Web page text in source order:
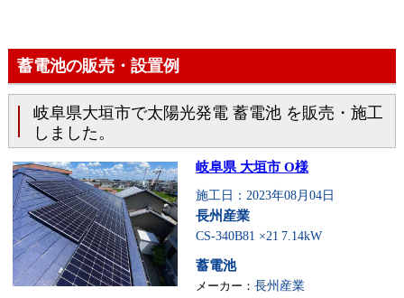
蓄電池の販売・設置例
岐阜県大垣市で太陽光発電 蓄電池 を販売・施工
しました。
岐阜県 大垣市 O様
施工日：2023年08月04日
長州産業
CS-340B81 ×21 7.14kW
蓄電池
メーカー： 長州産業